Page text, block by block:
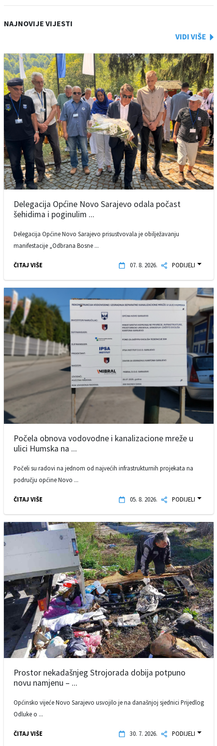
NAJNOVIJE VIJESTI
Delegacija Općine Novo Sarajevo odala počast
šehidima i poginulim ...
Delegacija Općine Novo Sarajevo prisustvovala je obilježavanju
manifestacije „Odbrana Bosne ...
ČITAJ VIŠE 07. 8. 2026. PODIJELI
Počela obnova vodovodne i kanalizacione mreže u
ulici Humska na ...
Počeli su radovi na jednom od najvećih infrastrukturnih projekata na
području općine Novo ...
ČITAJ VIŠE 05. 8. 2026. PODIJELI
Prostor nekadašnjeg Strojorada dobija potpuno
novu namjenu – ...
Općinsko vijeće Novo Sarajevo usvojilo je na današnjoj sjednici Prijedlog
Odluke o ...
ČITAJ VIŠE 30. 7. 2026. PODIJELI